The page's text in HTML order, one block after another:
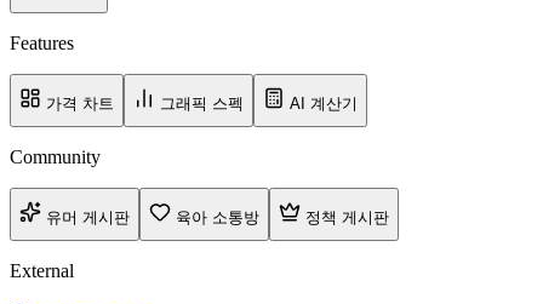
Features
가격 차트 그래픽 스펙 AI 계산기
Community
유머 게시판 육아 소통방 정책 게시판
External